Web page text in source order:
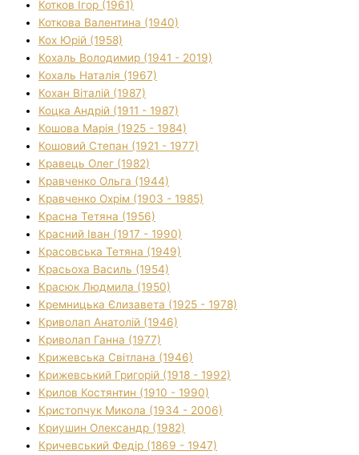
Котков Ігор (1961)
Коткова Валентина (1940)
Кох Юрій (1958)
Кохаль Володимир (1941 - 2019)
Кохаль Наталія (1967)
Кохан Віталій (1987)
Коцка Андрій (1911 - 1987)
Кошова Марія (1925 - 1984)
Кошовий Степан (1921 - 1977)
Кравець Олег (1982)
Кравченко Ольга (1944)
Кравченко Охрім (1903 - 1985)
Красна Тетяна (1956)
Красний Іван (1917 - 1990)
Красовська Тетяна (1949)
Красьоха Василь (1954)
Красюк Людмила (1950)
Кремницька Єлизавета (1925 - 1978)
Криволап Анатолій (1946)
Криволап Ганна (1977)
Крижевська Світлана (1946)
Крижевський Григорій (1918 - 1992)
Крилов Костянтин (1910 - 1990)
Кристопчук Микола (1934 - 2006)
Криушин Олександр (1982)
Кричевський Федір (1869 - 1947)